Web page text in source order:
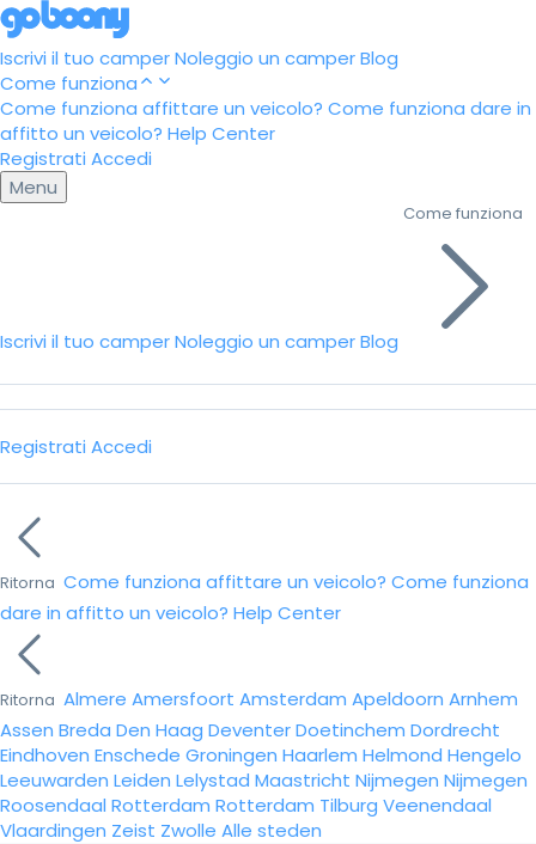
Iscrivi il tuo camperNoleggio un camperBlog
Come funziona
Come funziona affittare un veicolo? Come funziona dare in
affitto un veicolo? Help Center
Registrati Accedi
Menu
Iscrivi il tuo camperNoleggio un camperBlog
Come funziona
Registrati Accedi
Ritorna Come funziona affittare un veicolo? Come funziona
dare in affitto un veicolo? Help Center
Ritorna Almere Amersfoort Amsterdam Apeldoorn Arnhem
Assen Breda Den Haag DeventerDoetinchem Dordrecht
Eindhoven Enschede Groningen Haarlem Helmond Hengelo
Leeuwarden Leiden Lelystad Maastricht Nijmegen Nijmegen
Roosendaal Rotterdam Rotterdam Tilburg Veenendaal
Vlaardingen Zeist Zwolle Alle steden